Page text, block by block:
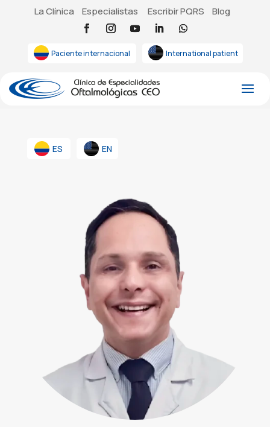
La Clínica Especialistas Escribir PQRS Blog
Paciente internacional International patient
ES EN